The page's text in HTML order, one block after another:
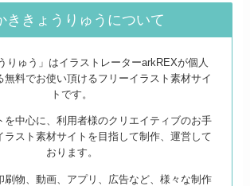
ききょうりゅうについて
りゅう」はイラストレーターarkREXが個人
無料でお使い頂けるフリーイラスト素材サイ
トです。
を中心に、利用者様のクリエイティブのお手
ラスト素材サイトを目指して制作、運営して
おります。
刷物、動画、アプリ、広告など、様々な制作